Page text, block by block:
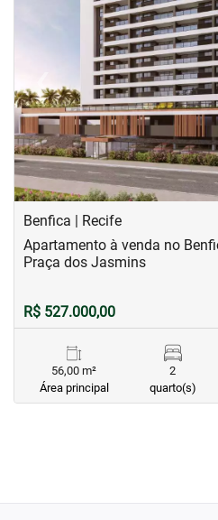
‹Previous
Benfica | Recife
Apartamento à venda no
Praça dos Jasmins
R$ 527.000,00
56,00 m²
Área principal
2
quarto(s)